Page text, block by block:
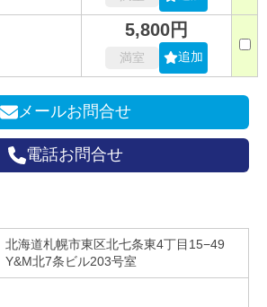
5,800円
満室 追加
メールお問合せ
電話お問合せ
北海道札幌市東区北七条東4丁目15−49
Y&M北7条ビル203号室